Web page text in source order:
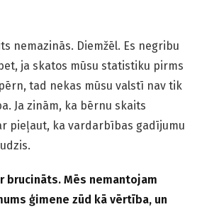
nemazinās. Diemžēl. Es negribu
ja skatos mūsu statistiku pirms
tad nekas mūsu valstī nav tik
Ja zinām, ka bērnu skaits
pieļaut, ka vardarbības gadījumu
ir brucināts. Mēs nemantojam
ģimene zūd kā vērtība, un